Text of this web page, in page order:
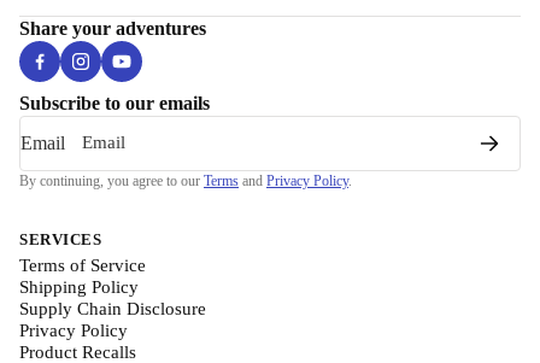
Share your adventures
Subscribe to our emails
Email
By continuing, you agree to our Terms and Privacy Policy.
SERVICES
Terms of Service
Shipping Policy
Supply Chain Disclosure
Privacy Policy
Product Recalls